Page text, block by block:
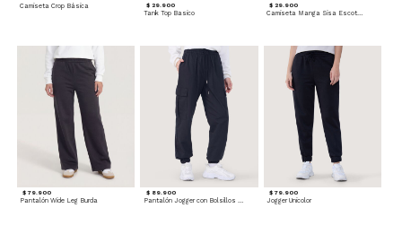
Camiseta Crop Básica $ 29.900
Tank Top Basico
$ 29.900
$ 79.900
Pantalón Wide Leg Burda
$ 89.900
Pantalón Jogger con Bolsillos Cargo
$ 79.900
Jogger Unicolor